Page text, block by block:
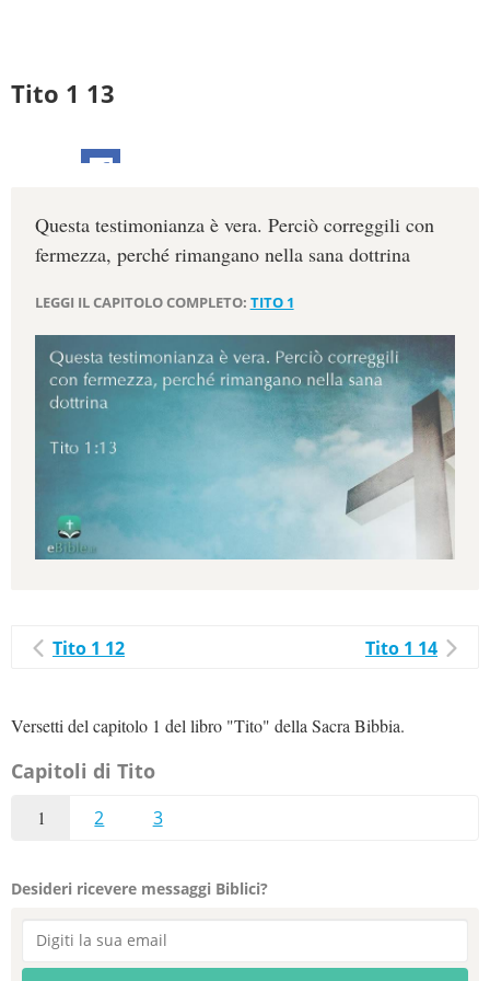
Tito 1 13
Questa testimonianza è vera. Perciò correggili con
fermezza, perché rimangano nella sana dottrina
LEGGI IL CAPITOLO COMPLETO: TITO 1
Tito 1 12 Tito 1 14
Versetti del capitolo 1 del libro "Tito" della Sacra Bibbia.
Capitoli di Tito
1 2 3
Desideri ricevere messaggi Biblici?